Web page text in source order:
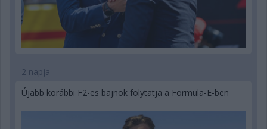
2 napja
Újabb korábbi F2-es bajnok folytatja a Formula-E-ben